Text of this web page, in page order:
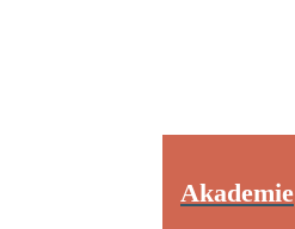
Akademie